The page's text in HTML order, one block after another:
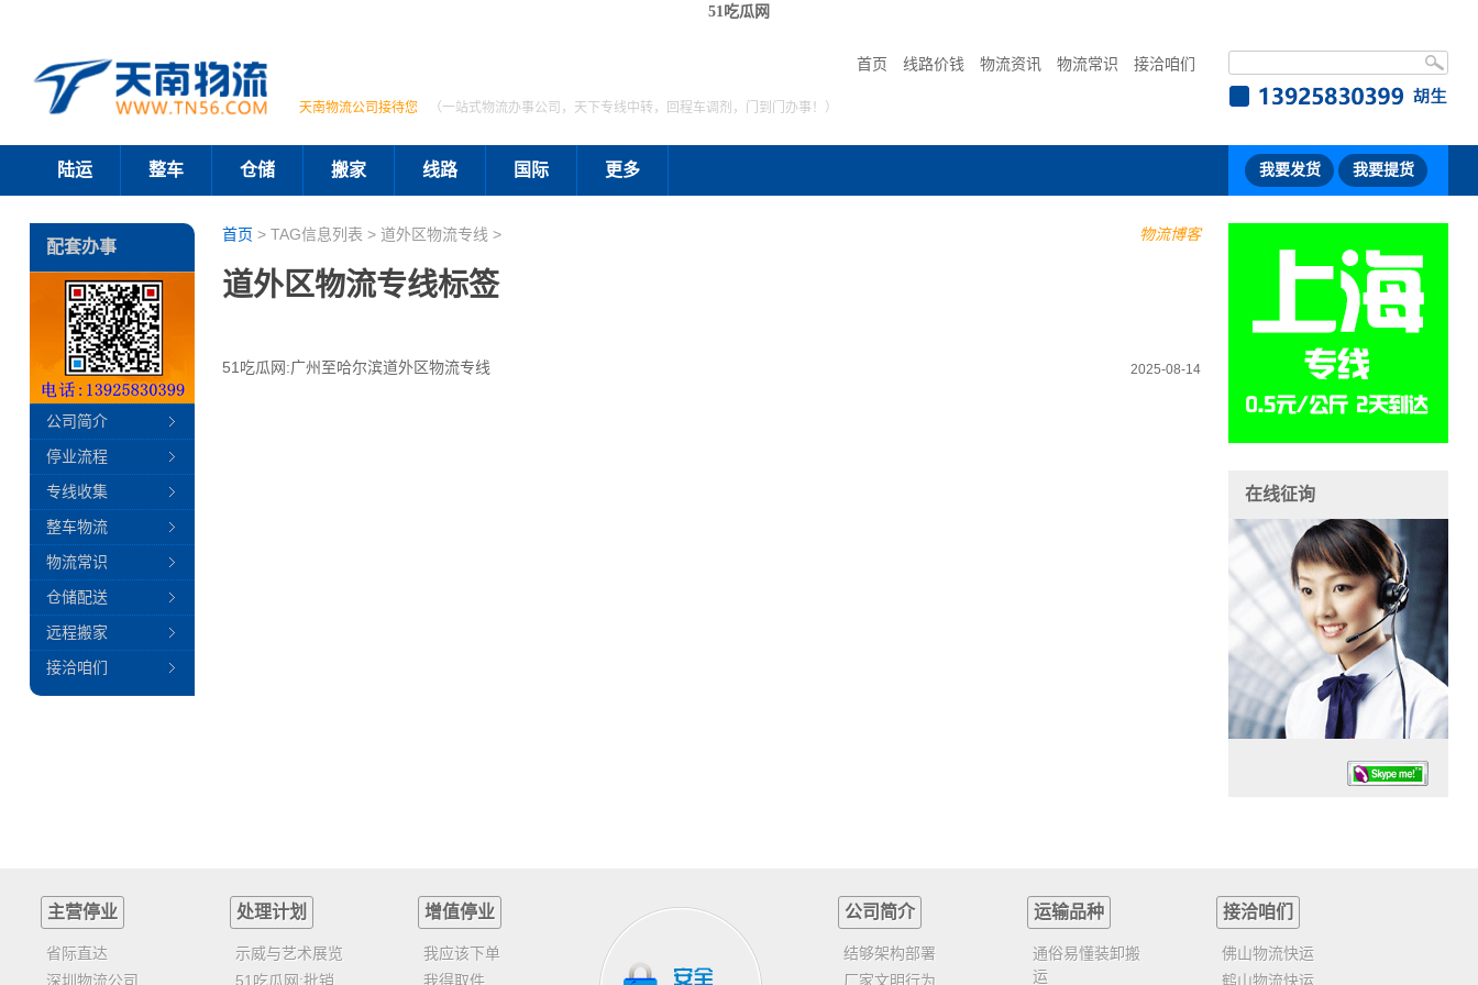
51吃瓜网
首页 线路价钱 物流资讯 物流常识 接洽咱们
天南物流公司接待您 （一站式物流办事公司，天下专线中转，回程车调剂，门到门办事！）
陆运 整车 仓储 搬家 线路 国际 更多 我要发货 我要提货
物流博客
首页 > TAG信息列表 > 道外区物流专线 >
道外区物流专线标签
2025-08-14
51吃瓜网:广州至哈尔滨道外区物流专线
配套办事
公司简介
停业流程
专线收集
整车物流
物流常识
仓储配送
远程搬家
接洽咱们
在线征询
任务时候：07:30 – – 23:30
主营停业
省际直达
深圳物流公司
处理计划
示威与艺术展览
51吃瓜网:批销
增值停业
我应该下单
我得取件
公司简介
结够架构部署
厂家文明行为
运输品种
通俗易懂装卸搬
运
接洽咱们
佛山物流快运
鹤山物流快运